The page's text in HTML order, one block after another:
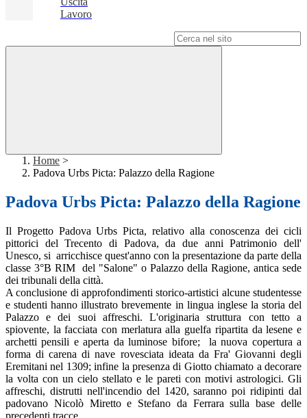
Lavoro
Home >
Padova Urbs Picta: Palazzo della Ragione
Padova Urbs Picta: Palazzo della Ragione
Il Progetto Padova Urbs Picta, relativo alla conoscenza dei cicli
pittorici del Trecento di Padova, da due anni Patrimonio dell'
Unesco, si arricchisce quest'anno con la presentazione da parte della
classe 3°B RIM del "Salone" o Palazzo della Ragione, antica sede
dei tribunali della città.
A conclusione di approfondimenti storico-artistici alcune studentesse
e studenti hanno illustrato brevemente in lingua inglese la storia del
Palazzo e dei suoi affreschi. L'originaria struttura con tetto a
spiovente, la facciata con merlatura alla guelfa ripartita da lesene e
archetti pensili e aperta da luminose bifore; la nuova copertura a
forma di carena di nave rovesciata ideata da Fra' Giovanni degli
Eremitani nel 1309; infine la presenza di Giotto chiamato a decorare
la volta con un cielo stellato e le pareti con motivi astrologici. Gli
affreschi, distrutti nell'incendio del 1420, saranno poi ridipinti dal
padovano Nicolò Miretto e Stefano da Ferrara sulla base delle